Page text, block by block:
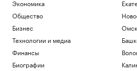
Экономика
Общество
Бизнес
Технологии и медиа
Финансы
Биографии
Омск